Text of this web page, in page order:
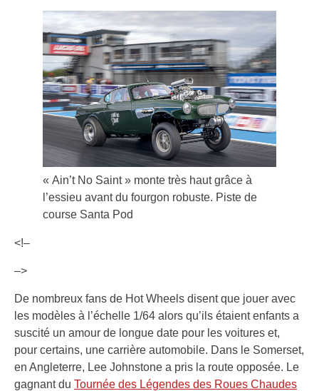
« Ain’t No Saint » monte très haut grâce à
l’essieu avant du fourgon robuste. Piste de
course Santa Pod
<!–
–>
De nombreux fans de Hot Wheels disent que jouer avec
les modèles à l’échelle 1/64 alors qu’ils étaient enfants a
suscité un amour de longue date pour les voitures et,
pour certains, une carrière automobile. Dans le Somerset,
en Angleterre, Lee Johnstone a pris la route opposée. Le
gagnant du Tournée des Légendes des Roues Chaudes